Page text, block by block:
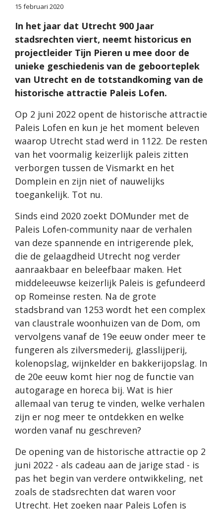
15 februari 2020
In het jaar dat Utrecht 900 Jaar
stadsrechten viert, neemt historicus en
projectleider Tijn Pieren u mee door de
unieke geschiedenis van de geboorteplek
van Utrecht en de totstandkoming van de
historische attractie Paleis Lofen.
Op 2 juni 2022 opent de historische attractie
Paleis Lofen en kun je het moment beleven
waarop Utrecht stad werd in 1122. De resten
van het voormalig keizerlijk paleis zitten
verborgen tussen de Vismarkt en het
Domplein en zijn niet of nauwelijks
toegankelijk. Tot nu.
Sinds eind 2020 zoekt DOMunder met de
Paleis Lofen-community naar de verhalen
van deze spannende en intrigerende plek,
die de gelaagdheid Utrecht nog verder
aanraakbaar en beleefbaar maken. Het
middeleeuwse keizerlijk Paleis is gefundeerd
op Romeinse resten. Na de grote
stadsbrand van 1253 wordt het een complex
van claustrale woonhuizen van de Dom, om
vervolgens vanaf de 19e eeuw onder meer te
fungeren als zilversmederij, glasslijperij,
kolenopslag, wijnkelder en bakkerijopslag. In
de 20e eeuw komt hier nog de functie van
autogarage en horeca bij. Wat is hier
allemaal van terug te vinden, welke verhalen
zijn er nog meer te ontdekken en welke
worden vanaf nu geschreven?
De opening van de historische attractie op 2
juni 2022 - als cadeau aan de jarige stad - is
pas het begin van verdere ontwikkeling, net
zoals de stadsrechten dat waren voor
Utrecht. Het zoeken naar Paleis Lofen is